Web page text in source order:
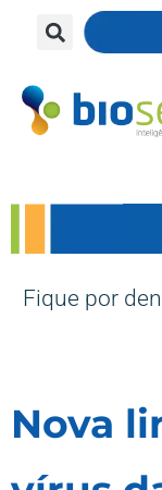
Fique por
Nova